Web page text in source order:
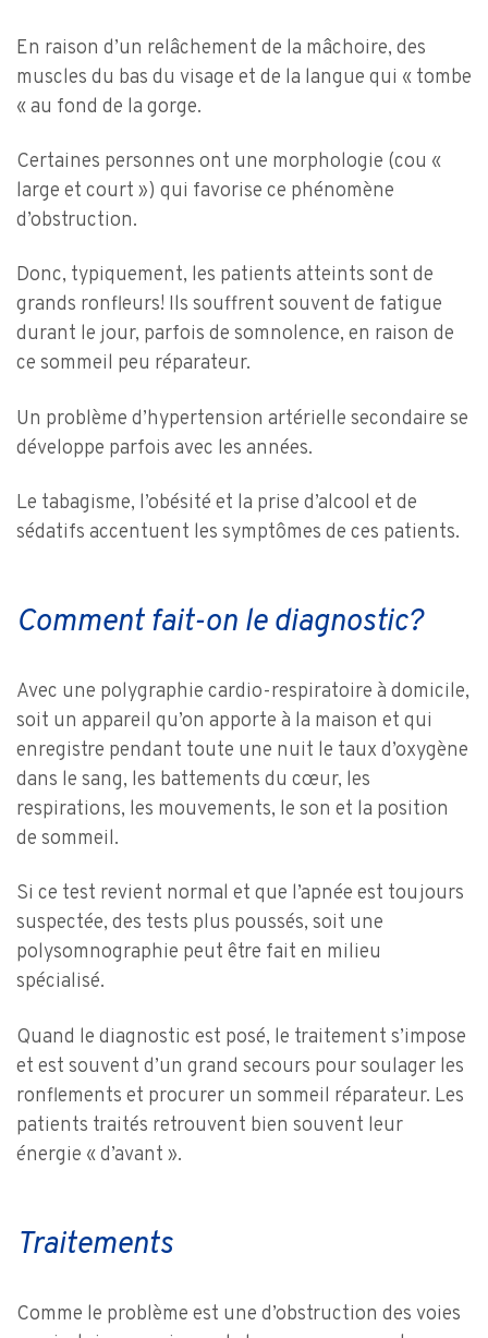
En raison d’un relâchement de la mâchoire, des
muscles du bas du visage et de la langue qui « tombe
« au fond de la gorge.
Certaines personnes ont une morphologie (cou «
large et court ») qui favorise ce phénomène
d’obstruction.
Donc, typiquement, les patients atteints sont de
grands ronfleurs! Ils souffrent souvent de fatigue
durant le jour, parfois de somnolence, en raison de
ce sommeil peu réparateur.
Un problème d’hypertension artérielle secondaire se
développe parfois avec les années.
Le tabagisme, l’obésité et la prise d’alcool et de
sédatifs accentuent les symptômes de ces patients.
Comment fait-on le diagnostic?
Avec une polygraphie cardio-respiratoire à domicile,
soit un appareil qu’on apporte à la maison et qui
enregistre pendant toute une nuit le taux d’oxygène
dans le sang, les battements du cœur, les
respirations, les mouvements, le son et la position
de sommeil.
Si ce test revient normal et que l’apnée est toujours
suspectée, des tests plus poussés, soit une
polysomnographie peut être fait en milieu
spécialisé.
Quand le diagnostic est posé, le traitement s’impose
et est souvent d’un grand secours pour soulager les
ronflements et procurer un sommeil réparateur. Les
patients traités retrouvent bien souvent leur
énergie « d’avant ».
Traitements
Comme le problème est une d’obstruction des voies